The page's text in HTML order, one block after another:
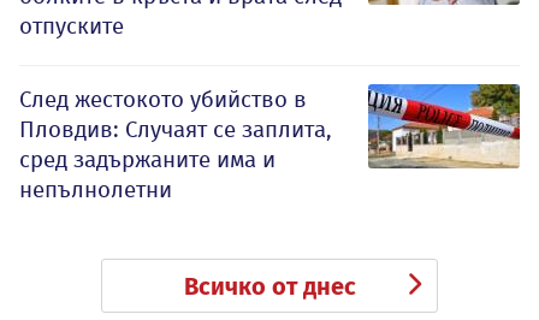
отпуските
След жестокото убийство в
Пловдив: Случаят се заплита,
сред задържаните има и
непълнолетни
Всичко от днес